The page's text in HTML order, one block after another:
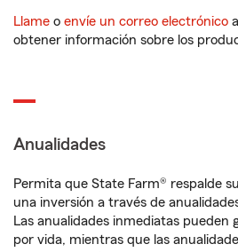
Llame o envíe un correo electrónico
obtener información sobre los
Anualidades
Permita que State Farm® respalde
una inversión a través de
Las anualidades inmediatas pueden
por vida, mientras que las